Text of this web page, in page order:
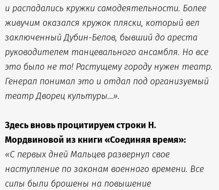
и распадались кружки самодеятельности. Более
живучим оказался кружок пляски, который вел
заключенный Дубин-Белов, бывший до ареста
руководителем танцевального ансамбля. Но все
это было не то! Растущему городу нужен театр.
Генерал понимал это и отдал под организуемый
театр Дворец культуры…».
Здесь вновь процитируем строки Н.
Мордвиновой из книги «Соединяя время»:
«С первых дней Мальцев развернул свое
наступление по законам военного времени. Все
силы были брошены на повышение